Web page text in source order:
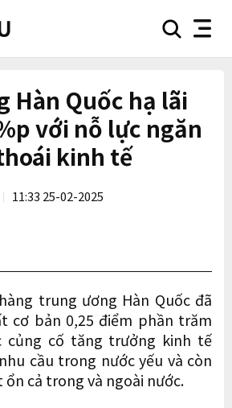
searchnav
Hàn Quốc hạ lãi
với nỗ lực ngăn
kinh tế
11:33 25-02-2025
trung ương Hàn Quốc đã
cơ bản 0,25 điểm phần trăm
củng cố tăng trưởng kinh tế
cầu trong nước yếu và còn
cả trong và ngoài nước.